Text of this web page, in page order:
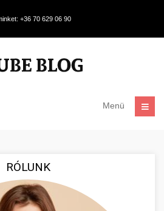
+36 70 629 06 90
Menü
RÓLUNK